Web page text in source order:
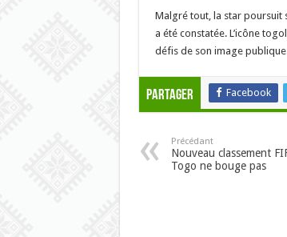
Malgré tout, la star poursuit
a été constatée. L’icône
défis de son image
Partager Facebook
Précédant
Nouveau classement
Togo ne bouge pas